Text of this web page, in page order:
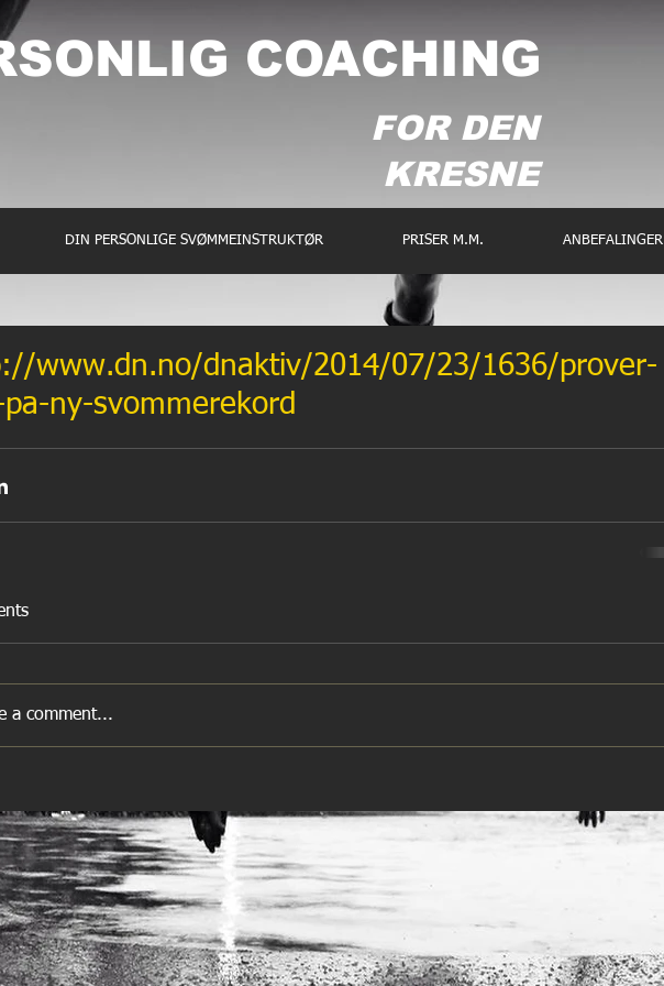
COACHING
FOR DEN
KRESNE
DIN PERSONLIGE SVØMMEINSTRUKTØR PRISER M.M. ANBEFALINGER
www.dn.no/dnaktiv/2014/07/23/1636/prover-
pa-ny-svommerekord
a comment...